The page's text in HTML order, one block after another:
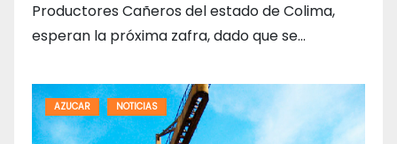
Productores Cañeros del estado de Colima,
esperan la próxima zafra, dado que se…
AZUCAR NOTICIAS